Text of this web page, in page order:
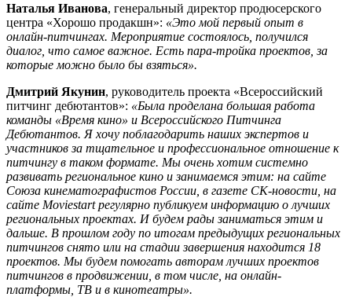
Наталья Иванова, генеральный директор продюсерского
центра «Хорошо продакшн»: «Это мой первый опыт в
онлайн-питчингах. Мероприятие состоялось, получился
диалог, что самое важное. Есть пара-тройка проектов, за
которые можно было бы взяться».
Дмитрий Якунин, руководитель проекта «Всероссийский
питчинг дебютантов»: «Была проделана большая работа
команды «Время кино» и Всероссийского Питчинга
Дебютантов. Я хочу поблагодарить наших экспертов и
участников за тщательное и профессиональное отношение к
питчингу в таком формате. Мы очень хотим системно
развивать региональное кино и занимаемся этим: на сайте
Союза кинематографистов России, в газете СК-новости, на
сайте Moviestartрегулярно публикуем информацию о лучших
региональных проектах. И будем рады заниматься этим и
дальше. В прошлом году по итогам предыдущих региональных
питчингов снято или на стадии завершения находится 18
проектов. Мы будем помогать авторам лучших проектов
питчингов в продвижении, в том числе, на онлайн-
платформы, ТВ и в кинотеатры».